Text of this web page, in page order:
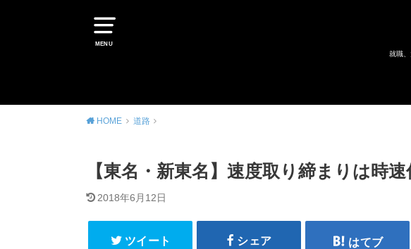
MENU
就職
HOME 道路
【東名・新東名】速度取り締まりは時
2018年6月12日
ツイート シェア はてブ